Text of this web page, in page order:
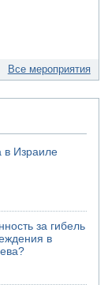
кровь
объявит в
Все мероприятия
в Израиле
за гибель
в